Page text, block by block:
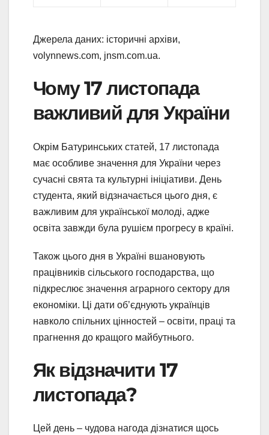
Джерела даних: історичні архіви,
volynnews.com, jnsm.com.ua.
Чому 17 листопада
важливий для України
Окрім Батуринських статей, 17 листопада
має особливе значення для України через
сучасні свята та культурні ініціативи. День
студента, який відзначається цього дня, є
важливим для української молоді, адже
освіта завжди була рушієм прогресу в країні.
Також цього дня в Україні вшановують
працівників сільського господарства, що
підкреслює значення аграрного сектору для
економіки. Ці дати об’єднують українців
навколо спільних цінностей – освіти, праці та
прагнення до кращого майбутнього.
Як відзначити 17
листопада?
Цей день – чудова нагода дізнатися щось